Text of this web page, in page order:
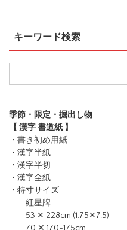
キーワード検索
季節・限定・掘出し物
【 漢字 書道紙 】
・書き初め用紙
・漢字半紙
・漢字半切
・漢字全紙
・特寸サイズ
紅星牌
53 ✕ 228cm (1.75✕7.5)
70 ✕ 170-175cm